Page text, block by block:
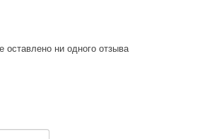
ни одного отзыва